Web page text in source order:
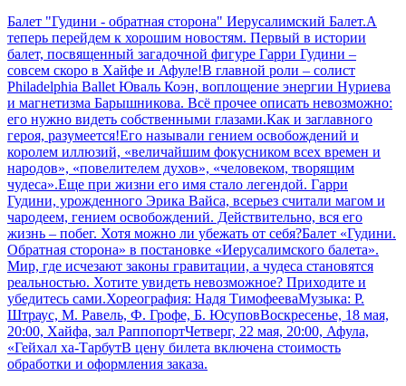
Балет "Гудини - обратная сторона" Иерусалимский Балет.А
теперь перейдем к хорошим новостям. Первый в истории
балет, посвященный загадочной фигуре Гарри Гудини –
совсем скоро в Хайфе и Афуле!В главной роли – солист
Philadelphia Ballet Юваль Коэн, воплощение энергии Нуриева
и магнетизма Барышникова. Всё прочее описать невозможно:
его нужно видеть собственными глазами.Как и заглавного
героя, разумеется!Его называли гением освобождений и
королем иллюзий, «величайшим фокусником всех времен и
народов», «повелителем духов», «человеком, творящим
чудеса».Еще при жизни его имя стало легендой. Гарри
Гудини, урожденного Эрика Вайса, всерьез считали магом и
чародеем, гением освобождений. Действительно, вся его
жизнь – побег. Хотя можно ли убежать от себя?Балет «Гудини.
Обратная сторона» в постановке «Иерусалимского балета».
Мир, где исчезают законы гравитации, а чудеса становятся
реальностью. Хотите увидеть невозможное? Приходите и
убедитесь сами.Хореография: Надя ТимофееваМузыка: Р.
Штраус, М. Равель, Ф. Грофе, Б. ЮсуповВоскресенье, 18 мая,
20:00, Хайфа, зал РаппопортЧетверг, 22 мая, 20:00, Афула,
«Гейхал ха-ТарбутВ цену билета включена стоимость
обработки и оформления заказа.